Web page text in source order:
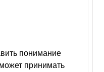
понимание
принимать